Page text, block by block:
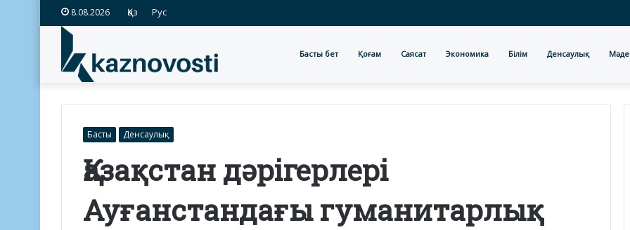
8.08.2026 Қаз Рус
Басты бет Қоғам Саясат Экономика Білім Денсаулық
Басты Денсаулық
Қазақстан дәрігерлері
Ауғанстандағы гуманитарлық